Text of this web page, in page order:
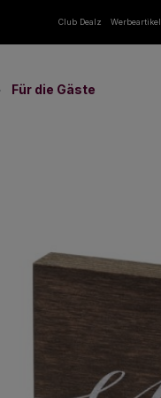
springenClub Dealz Werbeartikel
Für die Gäste